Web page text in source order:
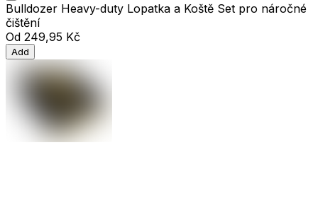
Bulldozer Heavy-duty Lopatka a Koště Set pro náročné
čištění
Od 249,95 Kč
Add